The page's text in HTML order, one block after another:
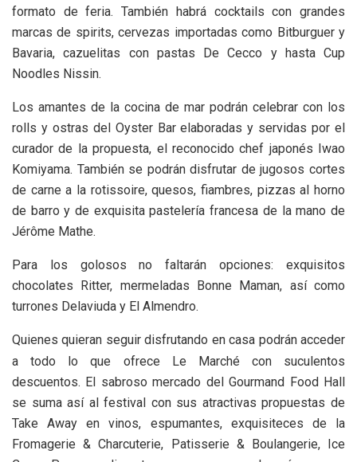
formato de feria. También habrá cocktails con grandes
marcas de spirits, cervezas importadas como Bitburguer y
Bavaria, cazuelitas con pastas De Cecco y hasta Cup
Noodles Nissin.
Los amantes de la cocina de mar podrán celebrar con los
rolls y ostras del Oyster Bar elaboradas y servidas por el
curador de la propuesta, el reconocido chef japonés Iwao
Komiyama. También se podrán disfrutar de jugosos cortes
de carne a la rotissoire, quesos, fiambres, pizzas al horno
de barro y de exquisita pastelería francesa de la mano de
Jérôme Mathe.
Para los golosos no faltarán opciones: exquisitos
chocolates Ritter, mermeladas Bonne Maman, así como
turrones Delaviuda y El Almendro.
Quienes quieran seguir disfrutando en casa podrán acceder
a todo lo que ofrece Le Marché con suculentos
descuentos. El sabroso mercado del Gourmand Food Hall
se suma así al festival con sus atractivas propuestas de
Take Away en vinos, espumantes, exquisiteces de la
Fromagerie & Charcuterie, Patisserie & Boulangerie, Ice